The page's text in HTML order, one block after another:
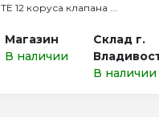
TE 12 коруса клапана ...
Магазин
В наличии
Склад г.
В наличии